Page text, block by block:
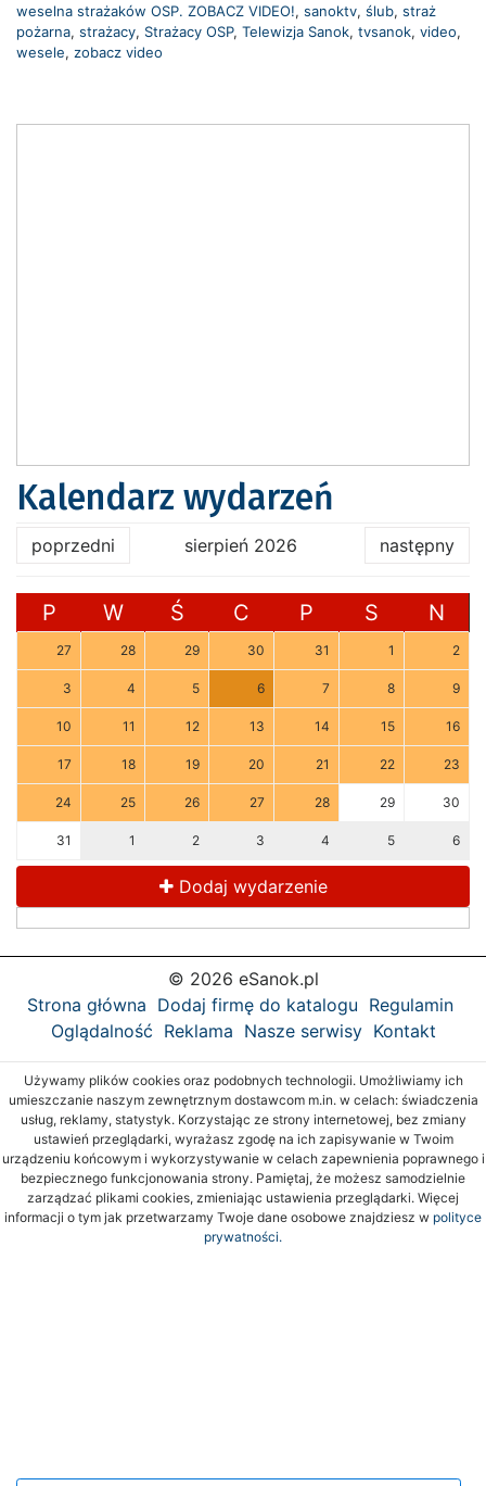
weselna strażaków OSP. ZOBACZ VIDEO!, sanoktv, ślub, straż
pożarna, strażacy, Strażacy OSP, Telewizja Sanok, tvsanok, video,
wesele, zobacz video
Kalendarz wydarzeń
poprzedni sierpień 2026 następny
P W Ś C P S N
27 28 29 30 31 1 2
3 4 5 6 7 8 9
10 11 12 13 14 15 16
17 18 19 20 21 22 23
24 25 26 27 28 29 30
31 1 2 3 4 5 6
Dodaj wydarzenie
© 2026 eSanok.pl
Strona główna Dodaj firmę do katalogu Regulamin
Oglądalność Reklama Nasze serwisy Kontakt
Używamy plików cookies oraz podobnych technologii. Umożliwiamy ich
umieszczanie naszym zewnętrznym dostawcom m.in. w celach: świadczenia
usług, reklamy, statystyk. Korzystając ze strony internetowej, bez zmiany
ustawień przeglądarki, wyrażasz zgodę na ich zapisywanie w Twoim
urządzeniu końcowym i wykorzystywanie w celach zapewnienia poprawnego i
bezpiecznego funkcjonowania strony. Pamiętaj, że możesz samodzielnie
zarządzać plikami cookies, zmieniając ustawienia przeglądarki. Więcej
informacji o tym jak przetwarzamy Twoje dane osobowe znajdziesz w polityce
prywatności.